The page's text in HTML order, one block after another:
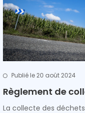
Publié le 20 août 2024
Règlement de
La collecte des